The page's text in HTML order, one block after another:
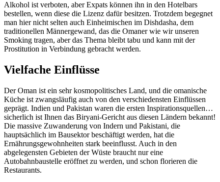
Alkohol ist verboten, aber Expats können ihn in den Hotelbars
bestellen, wenn diese die Lizenz dafür besitzen. Trotzdem begegnet
man hier nicht selten auch Einheimischen im Dishdasha, dem
traditionellen Männergewand, das die Omaner wie wir unseren
Smoking tragen, aber das Thema bleibt tabu und kann mit der
Prostitution in Verbindung gebracht werden.
Vielfache Einflüsse
Der Oman ist ein sehr kosmopolitisches Land, und die omanische
Küche ist zwangsläufig auch von den verschiedensten Einflüssen
geprägt. Indien und Pakistan waren die ersten Inspirationsquellen…
sicherlich ist Ihnen das Biryani-Gericht aus diesen Ländern bekannt!
Die massive Zuwanderung von Indern und Pakistani, die
hauptsächlich im Bausektor beschäftigt werden, hat die
Ernährungsgewohnheiten stark beeinflusst. Auch in den
abgelegensten Gebieten der Wüste braucht nur eine
Autobahnbaustelle eröffnet zu werden, und schon florieren die
Restaurants.